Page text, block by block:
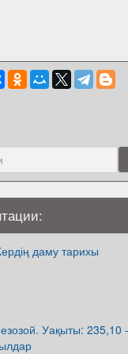
даму тарихы
Уақыты: 235,10